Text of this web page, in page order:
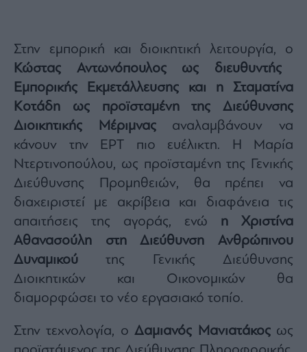
Στην εμπορική και διοικητική λειτουργία, ο
Κώστας Αντωνόπουλος ως διευθυντής
Εμπορικής Εκμετάλλευσης και η Σταματίνα
Κοτάδη ως προϊσταμένη της Διεύθυνσης
Διοικητικής Μέριμναςαναλαμβάνουν να
κάνουν την ΕΡΤ πιο ευέλικτη. Η Μαρία
Ντερτινοπούλου, ως προϊσταμένη της Γενικής
Διεύθυνσης Προμηθειών, θα πρέπει να
διαχειριστεί με ακρίβεια και διαφάνεια τις
απαιτήσεις της αγοράς, ενώ η Χριστίνα
Αθανασούλη στη Διεύθυνση Ανθρώπινου
Δυναμικού της Γενικής Διεύθυνσης
Διοικητικών και Οικονομικών θα
διαμορφώσει το νέο εργασιακό τοπίο.
Στην τεχνολογία, οΔαμιανός Μανιατάκοςως